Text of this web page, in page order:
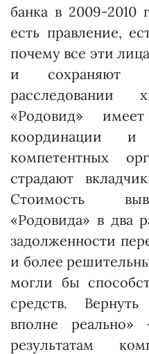
банка в 2009-2010
есть правление,
почему все эти
и сохраняют
«Родовид»
координации и
компетентных
страдают
Стоимость
«Родовида» в два
задолженности
и более
могли бы
средств.
вполне
результатам